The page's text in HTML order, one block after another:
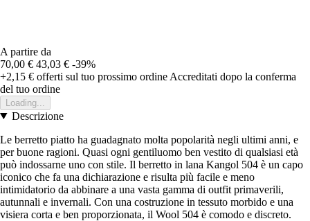
A partire da
70,00 € 43,03 € -39%
+2,15 € offerti sul tuo prossimo ordine Accreditati dopo la conferma
del tuo ordine
Loading...
Descrizione
Le berretto piatto ha guadagnato molta popolarità negli ultimi anni, e
per buone ragioni. Quasi ogni gentiluomo ben vestito di qualsiasi età
può indossarne uno con stile. Il berretto in lana Kangol 504 è un capo
iconico che fa una dichiarazione e risulta più facile e meno
intimidatorio da abbinare a una vasta gamma di outfit primaverili,
autunnali e invernali. Con una costruzione in tessuto morbido e una
visiera corta e ben proporzionata, il Wool 504 è comodo e discreto.